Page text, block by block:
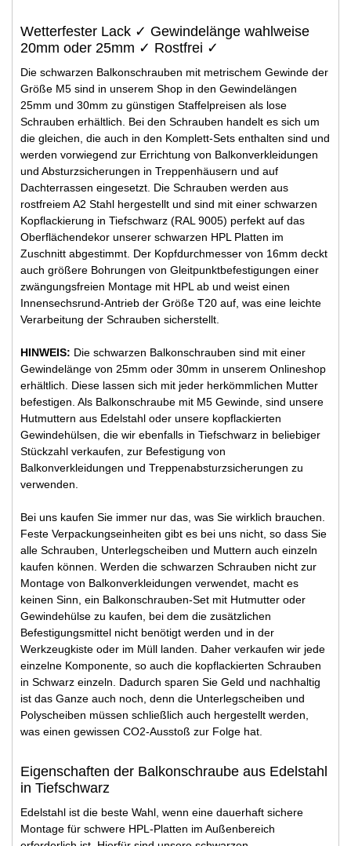
Wetterfester Lack ✓ Gewindelänge wahlweise
20mm oder 25mm ✓ Rostfrei ✓
Die schwarzen Balkonschrauben mit metrischem Gewinde der
Größe M5 sind in unserem Shop in den Gewindelängen
25mm und 30mm zu günstigen Staffelpreisen als lose
Schrauben erhältlich. Bei den Schrauben handelt es sich um
die gleichen, die auch in den Komplett-Sets enthalten sind und
werden vorwiegend zur Errichtung von Balkonverkleidungen
und Absturzsicherungen in Treppenhäusern und auf
Dachterrassen eingesetzt. Die Schrauben werden aus
rostfreiem A2 Stahl hergestellt und sind mit einer schwarzen
Kopflackierung in Tiefschwarz (RAL 9005) perfekt auf das
Oberflächendekor unserer schwarzen HPL Platten im
Zuschnitt abgestimmt. Der Kopfdurchmesser von 16mm deckt
auch größere Bohrungen von Gleitpunktbefestigungen einer
zwängungsfreien Montage mit HPL ab und weist einen
Innensechsrund-Antrieb der Größe T20 auf, was eine leichte
Verarbeitung der Schrauben sicherstellt.
HINWEIS: Die schwarzen Balkonschrauben sind mit einer
Gewindelänge von 25mm oder 30mm in unserem Onlineshop
erhältlich. Diese lassen sich mit jeder herkömmlichen Mutter
befestigen. Als Balkonschraube mit M5 Gewinde, sind unsere
Hutmuttern aus Edelstahl oder unsere kopflackierten
Gewindehülsen, die wir ebenfalls in Tiefschwarz in beliebiger
Stückzahl verkaufen, zur Befestigung von
Balkonverkleidungen und Treppenabsturzsicherungen zu
verwenden.
Bei uns kaufen Sie immer nur das, was Sie wirklich brauchen.
Feste Verpackungseinheiten gibt es bei uns nicht, so dass Sie
alle Schrauben, Unterlegscheiben und Muttern auch einzeln
kaufen können. Werden die schwarzen Schrauben nicht zur
Montage von Balkonverkleidungen verwendet, macht es
keinen Sinn, ein Balkonschrauben-Set mit Hutmutter oder
Gewindehülse zu kaufen, bei dem die zusätzlichen
Befestigungsmittel nicht benötigt werden und in der
Werkzeugkiste oder im Müll landen. Daher verkaufen wir jede
einzelne Komponente, so auch die kopflackierten Schrauben
in Schwarz einzeln. Dadurch sparen Sie Geld und nachhaltig
ist das Ganze auch noch, denn die Unterlegscheiben und
Polyscheiben müssen schließlich auch hergestellt werden,
was einen gewissen CO2-Ausstoß zur Folge hat.
Eigenschaften der Balkonschraube aus Edelstahl
in Tiefschwarz
Edelstahl ist die beste Wahl, wenn eine dauerhaft sichere
Montage für schwere HPL-Platten im Außenbereich